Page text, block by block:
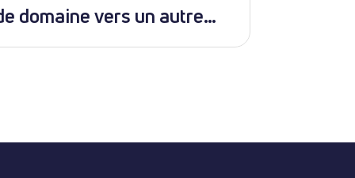
domaine vers un autre